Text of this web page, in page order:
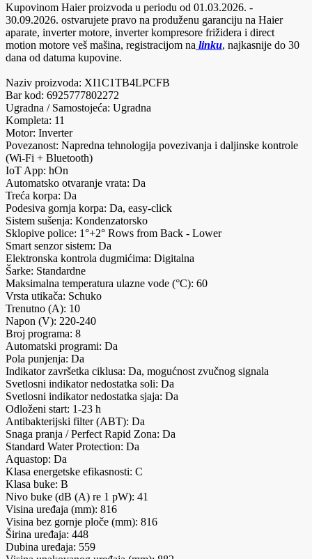
Kupovinom Haier proizvoda u periodu od 01.03.2026. -
30.09.2026. ostvarujete pravo na produženu garanciju na Haier
aparate, inverter motore, inverter kompresore frižidera i direct
motion motore veš mašina, registracijom na linku, najkasnije do 30
dana od datuma kupovine.
Naziv proizvoda: XI1C1TB4LPCFB
Bar kod: 6925777802272
Ugradna / Samostojeća: Ugradna
Kompleta: 11
Motor: Inverter
Povezanost: Napredna tehnologija povezivanja i daljinske kontrole
(Wi-Fi + Bluetooth)
IoT App: hOn
Automatsko otvaranje vrata: Da
Treća korpa: Da
Podesiva gornja korpa: Da, easy-click
Sistem sušenja: Kondenzatorsko
Sklopive police: 1°+2° Rows from Back - Lower
Smart senzor sistem: Da
Elektronska kontrola dugmićima: Digitalna
Šarke: Standardne
Maksimalna temperatura ulazne vode (°C): 60
Vrsta utikača: Schuko
Trenutno (A): 10
Napon (V): 220-240
Broj programa: 8
Automatski programi: Da
Pola punjenja: Da
Indikator završetka ciklusa: Da, mogućnost zvučnog signala
Svetlosni indikator nedostatka soli: Da
Svetlosni indikator nedostatka sjaja: Da
Odloženi start: 1-23 h
Antibakterijski filter (ABT): Da
Snaga pranja / Perfect Rapid Zona: Da
Standard Water Protection: Da
Aquastop: Da
Klasa energetske efikasnosti: C
Klasa buke: B
Nivo buke (dB (A) re 1 pW): 41
Visina uređaja (mm): 816
Visina bez gornje ploče (mm): 816
Širina uređaja: 448
Dubina uređaja: 559